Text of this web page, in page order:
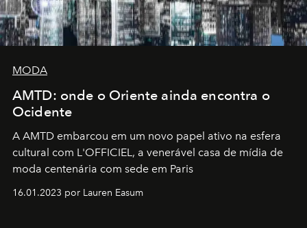
MODA
AMTD: onde o Oriente ainda encontra o
Ocidente
A AMTD embarcou em um novo papel ativo na esfera
cultural com L'OFFICIEL, a venerável casa de mídia de
moda centenária com sede em Paris
16.01.2023 por Lauren Easum